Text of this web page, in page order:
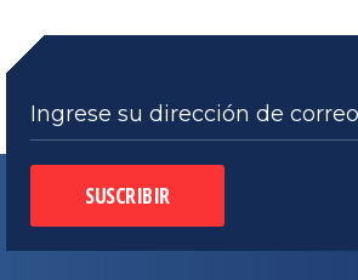
Ingrese su dirección de
SUSCRIBIR